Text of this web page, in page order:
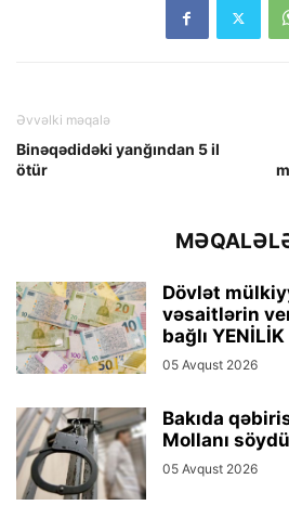
Əvvəlki məqalə
Binəqədidəki yanğından 5 il
ötür
Dövlət
vəsaitlərin
bağlı YENİLİK
05 Avqust 2026
Bakıda
Mollanı
05 Avqust 2026